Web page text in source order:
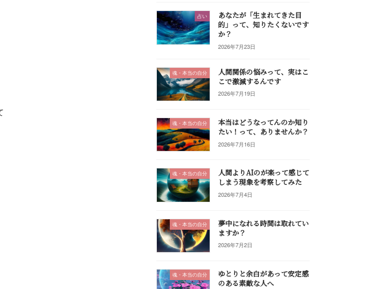
占い
あなたが「生まれてきた目
的」って、知りたくないです
か？
2026年7月23日
魂・本当の自分
人間関係の悩みって、実はこ
こで激減するんです
2026年7月19日
魂・本当の自分
本当はどうなってんのか知り
たい！って、ありませんか？
2026年7月16日
魂・本当の自分
人間よりAIのが楽って感じて
しまう現象を考察してみた
2026年7月4日
魂・本当の自分
夢中になれる時間は取れてい
ますか？
2026年7月2日
魂・本当の自分
ゆとりと余白があって安定感
のある素敵な人へ